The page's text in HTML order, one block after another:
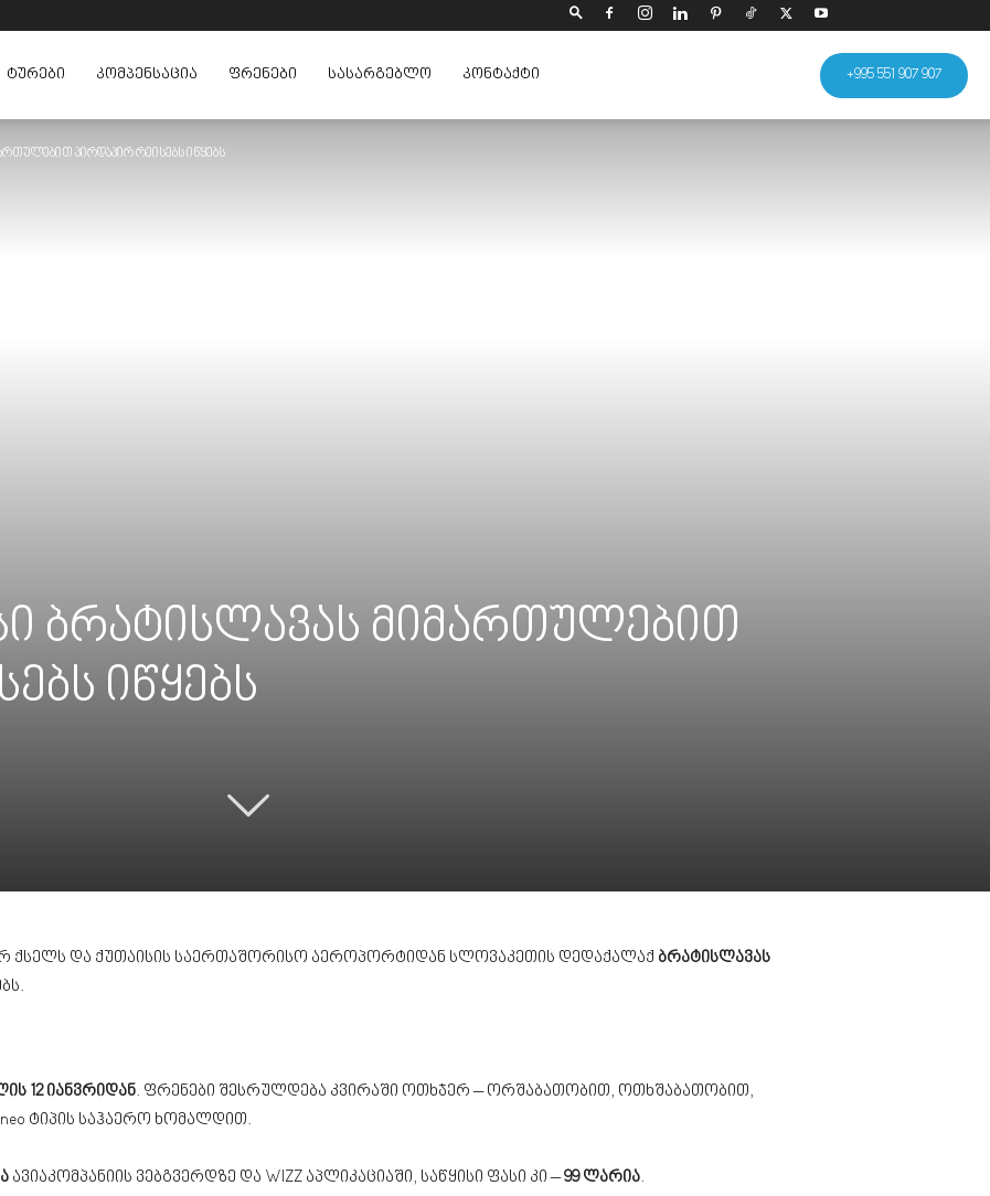
+995 551 907 907
ᲢᲣᲠᲔᲑᲘ ᲙᲝᲛᲞᲔᲜᲡᲐᲪᲘᲐ ᲤᲠᲔᲜᲔᲑᲘ ᲡᲐᲡᲐᲠᲒᲔᲑᲚᲝ ᲙᲝᲜᲢᲐᲥᲢᲘ
პირდაპირ რეისებს იწყებს
ბრატისლავას მიმართულებით
იწყებს
ქსელს და ქუთაისის საერთაშორისო აეროპორტიდან სლოვაკეთის დედაქალაქ ბრატისლავას
12 იანვრიდან. ფრენები შესრულდება კვირაში ოთხჯერ – ორშაბათობით, ოთხშაბათობით,
ტიპის საჰაერო ხომალდით.
ავიაკომპანიის ვებგვერდზე და WIZZ აპლიკაციაში, საწყისი ფასი კი –99 ლარია.